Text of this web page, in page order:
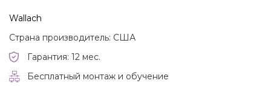
Wallach
Страна производитель: США
Гарантия: 12 мес.
Бесплатный монтаж и обучение